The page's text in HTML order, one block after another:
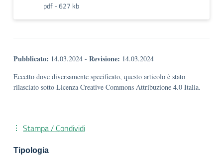
pdf - 627 kb
Pubblicato: 14.03.2024 - Revisione: 14.03.2024
Eccetto dove diversamente specificato, questo articolo è stato
rilasciato sotto Licenza Creative Commons Attribuzione 4.0 Italia.
Stampa / Condividi
Tipologia